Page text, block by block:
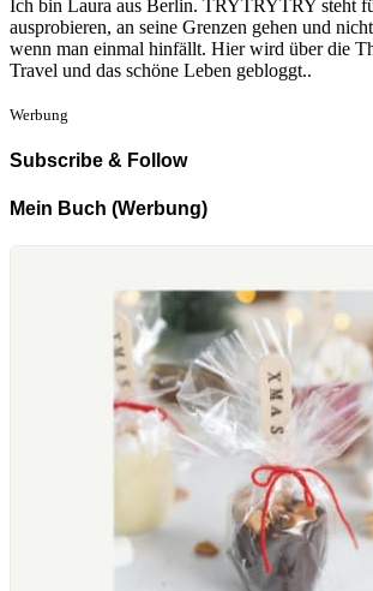
Ich bin Laura aus Berlin. TRYTRYTRY steht
ausprobieren, an seine Grenzen gehen und
wenn man einmal hinfällt. Hier wird über die
Travel und das schöne Leben gebloggt..
Werbung
Subscribe & Follow
Mein Buch (Werbung)